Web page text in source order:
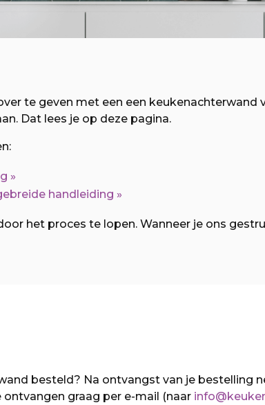
te geven met een een keukenachterwand
Dat lees je op deze pagina.
»
handleiding»
het proces te lopen. Wanneer je ons
besteld? Na ontvangst van je bestelling
graag per e-mail (naar